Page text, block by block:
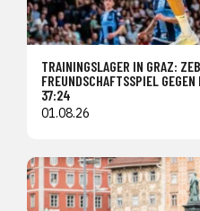
TRAININGSLAGER IN GRAZ:
FREUNDSCHAFTSSPIEL
37:24
01.08.26